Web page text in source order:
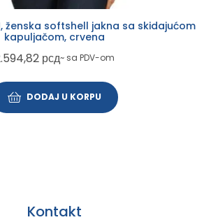
ženska softshell jakna sa skidajućom
kapuljačom, crvena
рсд~ sa PDV-om
DODAJ U KORPU
Kontakt